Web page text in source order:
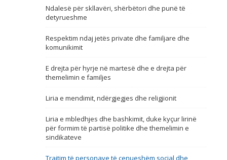
Nga rrjeti 23
Data e shpalljes
Emër, përshkrim ose fjalen
Ndalesë për skllavëri, shërbëtori dhe punë të
detyrueshme
Respektim ndaj jetës private dhe familjare dhe
komunikimit
E drejta për hyrje në martesë dhe e drejta për
themelimin e familjes
Liria e mendimit, ndërgjegjes dhe religjionit
Liria e mbledhjes dhe bashkimit, duke kyçur lirinë
për formim të partisë politike dhe themelimin e
sindikateve
Trajtim të personave të cenueshëm social dhe